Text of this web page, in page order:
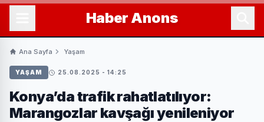
Haber Anons
Ana Sayfa Yaşam
YAŞAM 25.08.2025 - 14:25
Konya’da trafik rahatlatılıyor:
Marangozlar kavşağı yenileniyor